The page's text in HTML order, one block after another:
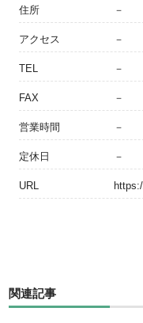
住所 －
アクセス －
TEL －
FAX －
営業時間 －
定休日 －
URL
関連記事